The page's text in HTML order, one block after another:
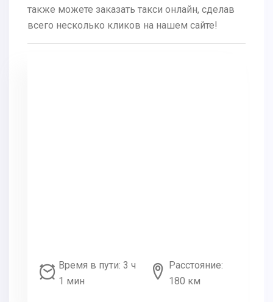
также можете заказать такси онлайн, сделав
всего несколько кликов на нашем сайте!
Время в пути: 3 ч
1 мин
Расстояние:
180 км